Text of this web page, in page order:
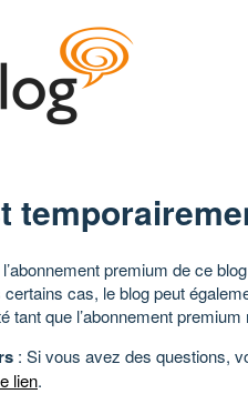
premium de ce
cas, le blog peut
tant que l’abonnement premium
: Si vous avez des questions,
lien.